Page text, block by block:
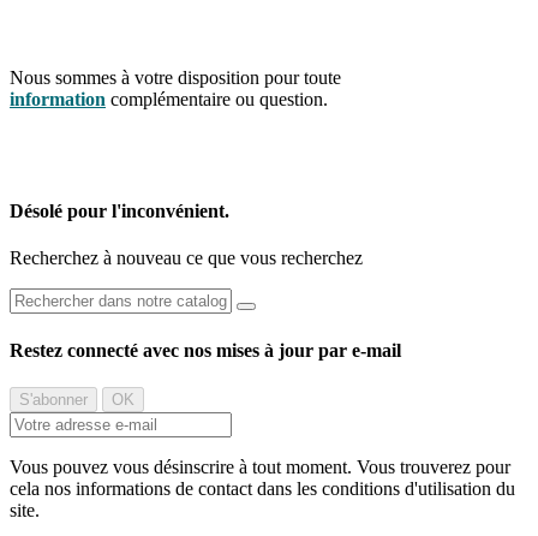
Nous sommes à votre disposition pour toute
information complémentaire ou question.
Désolé pour l'inconvénient.
Recherchez à nouveau ce que vous recherchez
Restez connecté avec nos mises à jour par e-mail
Vous pouvez vous désinscrire à tout moment. Vous trouverez pour
cela nos informations de contact dans les conditions d'utilisation du
site.